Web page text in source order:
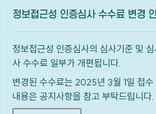
정보접근성 인증심사 수수료 변경
정보접근성 인증심사의 심사기준 및
사 수수료 일부가 개편됩니다.
변경된 수수료는 2025년 3월 1일 접
내용은 공지사항을 참고 부탁드립니다